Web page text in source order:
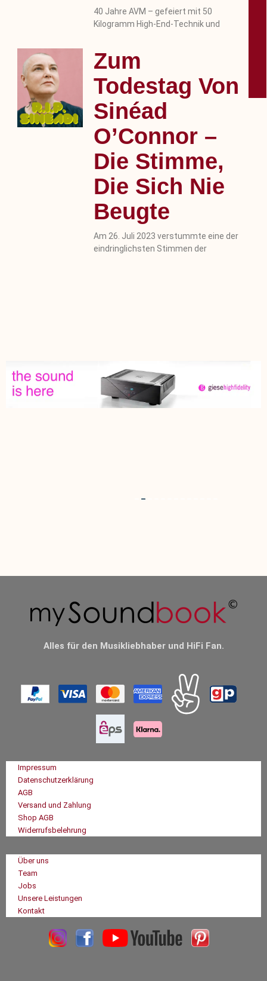
40 Jahre AVM – gefeiert mit 50
Kilogramm High-End-Technik und
Zum
Todestag Von
Sinéad
O’Connor –
Die Stimme,
Die Sich Nie
Beugte
Am 26. Juli 2023 verstummte eine der
eindringlichsten Stimmen der
Alles für den Musikliebhaber und HiFi Fan.
Impressum
Datenschutzerklärung
AGB
Versand und Zahlung
Shop AGB
Widerrufsbelehrung
Über uns
Team
Jobs
Unsere Leistungen
Kontakt